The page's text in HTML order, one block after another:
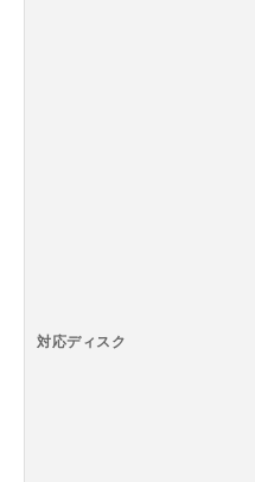
対応ディスク